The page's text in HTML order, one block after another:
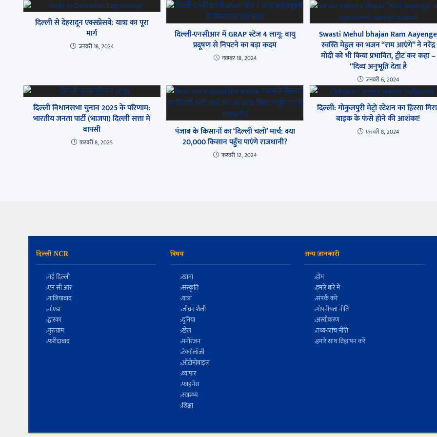
दिल्ली से देहरादून एक्सप्रेसवे: यात्रा का पूरा
मार्ग
जनवरी 18, 2024
दिल्ली-एनसीआर में GRAP स्टेज 4 लागू: वायु
प्रदूषण से निपटने का बड़ा कदम
नवम्बर 18, 2024
Swasti Mehul bhajan Ram Aayenge
स्वस्ति मेहुल का भजन “राम आएंगे” ने नरेंद्र
मोदी को भी किया प्रभावित, ट्वीट कर कहा –
“दिव्य अनुभूति देता है
जनवरी 6, 2024
दिल्ली विधानसभा चुनाव 2025 के परिणाम:
भारतीय जनता पार्टी (भाजपा) दिल्ली सत्ता में
वापसी
फ़रवरी 8, 2025
पंजाब के किसानों का ‘दिल्ली चलो’ मार्च: क्या
20,000 किसान पहुँच पाएंगे राजधानी?
फ़रवरी 12, 2024
दिल्ली: गोकुलपुरी मेट्रो स्टेशन का हिस्सा
बाइक के फंसे होने की आशंका!
फ़रवरी 8, 2024
दिल्ली NCR
नई दिल्ली
एन सी आर
गाजियाबाद
नोएडा
द्वारका
गुरुग्राम
फरीदाबाद
विषय
खाना
संस्कृति
यात्रा
जीवन शैली
दुनिया
खेल
मनोरंजन
टेक्नोलॉजी
ऑटोमोबाइल
व्यापार
फाइनेंस
स्वास्थ्य
शिक्षा
अन्य जानकारी
होम
हमारे बारे में
संपर्क करें
गोपनीयता नीति
अस्वीकरण
तथ्य-जांच नीति
हमारे साथ विज्ञापन करें